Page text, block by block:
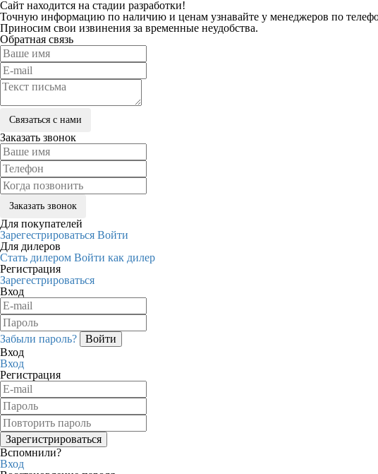
Сайт находится на стадии разработки!
Точную информацию по наличию и ценам узнавайте у менеджеров по
Приносим свои извинения за временные неудобства.
Обратная связь
Заказать звонок
Для покупателей
Зарегестрироваться Войти
Для дилеров
Стать дилером Войти как дилер
Регистрация
Зарегестрироваться
Вход
Забыли пароль?
Вход
Вход
Регистрация
Вспомнили?
Вход